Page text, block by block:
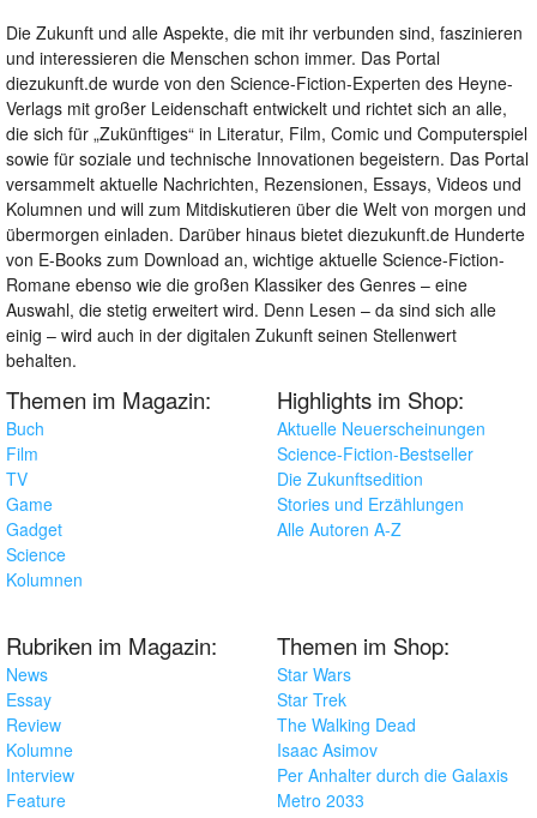
Die Zukunft und alle Aspekte, die mit ihr verbunden sind, faszinieren
und interessieren die Menschen schon immer. Das Portal
diezukunft.de wurde von den Science-Fiction-Experten des Heyne-
Verlags mit großer Leidenschaft entwickelt und richtet sich an alle,
die sich für „Zukünftiges“ in Literatur, Film, Comic und Computerspiel
sowie für soziale und technische Innovationen begeistern. Das Portal
versammelt aktuelle Nachrichten, Rezensionen, Essays, Videos und
Kolumnen und will zum Mitdiskutieren über die Welt von morgen und
übermorgen einladen. Darüber hinaus bietet diezukunft.de Hunderte
von E-Books zum Download an, wichtige aktuelle Science-Fiction-
Romane ebenso wie die großen Klassiker des Genres – eine
Auswahl, die stetig erweitert wird. Denn Lesen – da sind sich alle
einig – wird auch in der digitalen Zukunft seinen Stellenwert
behalten.
Themen im Magazin:
Buch
Film
TV
Game
Gadget
Science
Kolumnen
Highlights im Shop:
Aktuelle Neuerscheinungen
Science-Fiction-Bestseller
Die Zukunftsedition
Stories und Erzählungen
Alle Autoren A-Z
Rubriken im Magazin:
News
Essay
Review
Kolumne
Interview
Feature
Themen im Shop:
Star Wars
Star Trek
The Walking Dead
Isaac Asimov
Per Anhalter durch die Galaxis
Metro 2033